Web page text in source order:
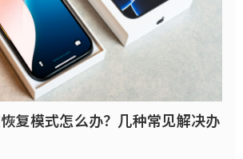
复模式怎么办？几种常见解决办